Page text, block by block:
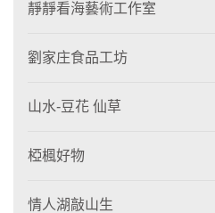
靜靜看海藝術工作室
劉家庄食品工坊
山水-豆花 仙草
椏楓好物
情人湖敲山生